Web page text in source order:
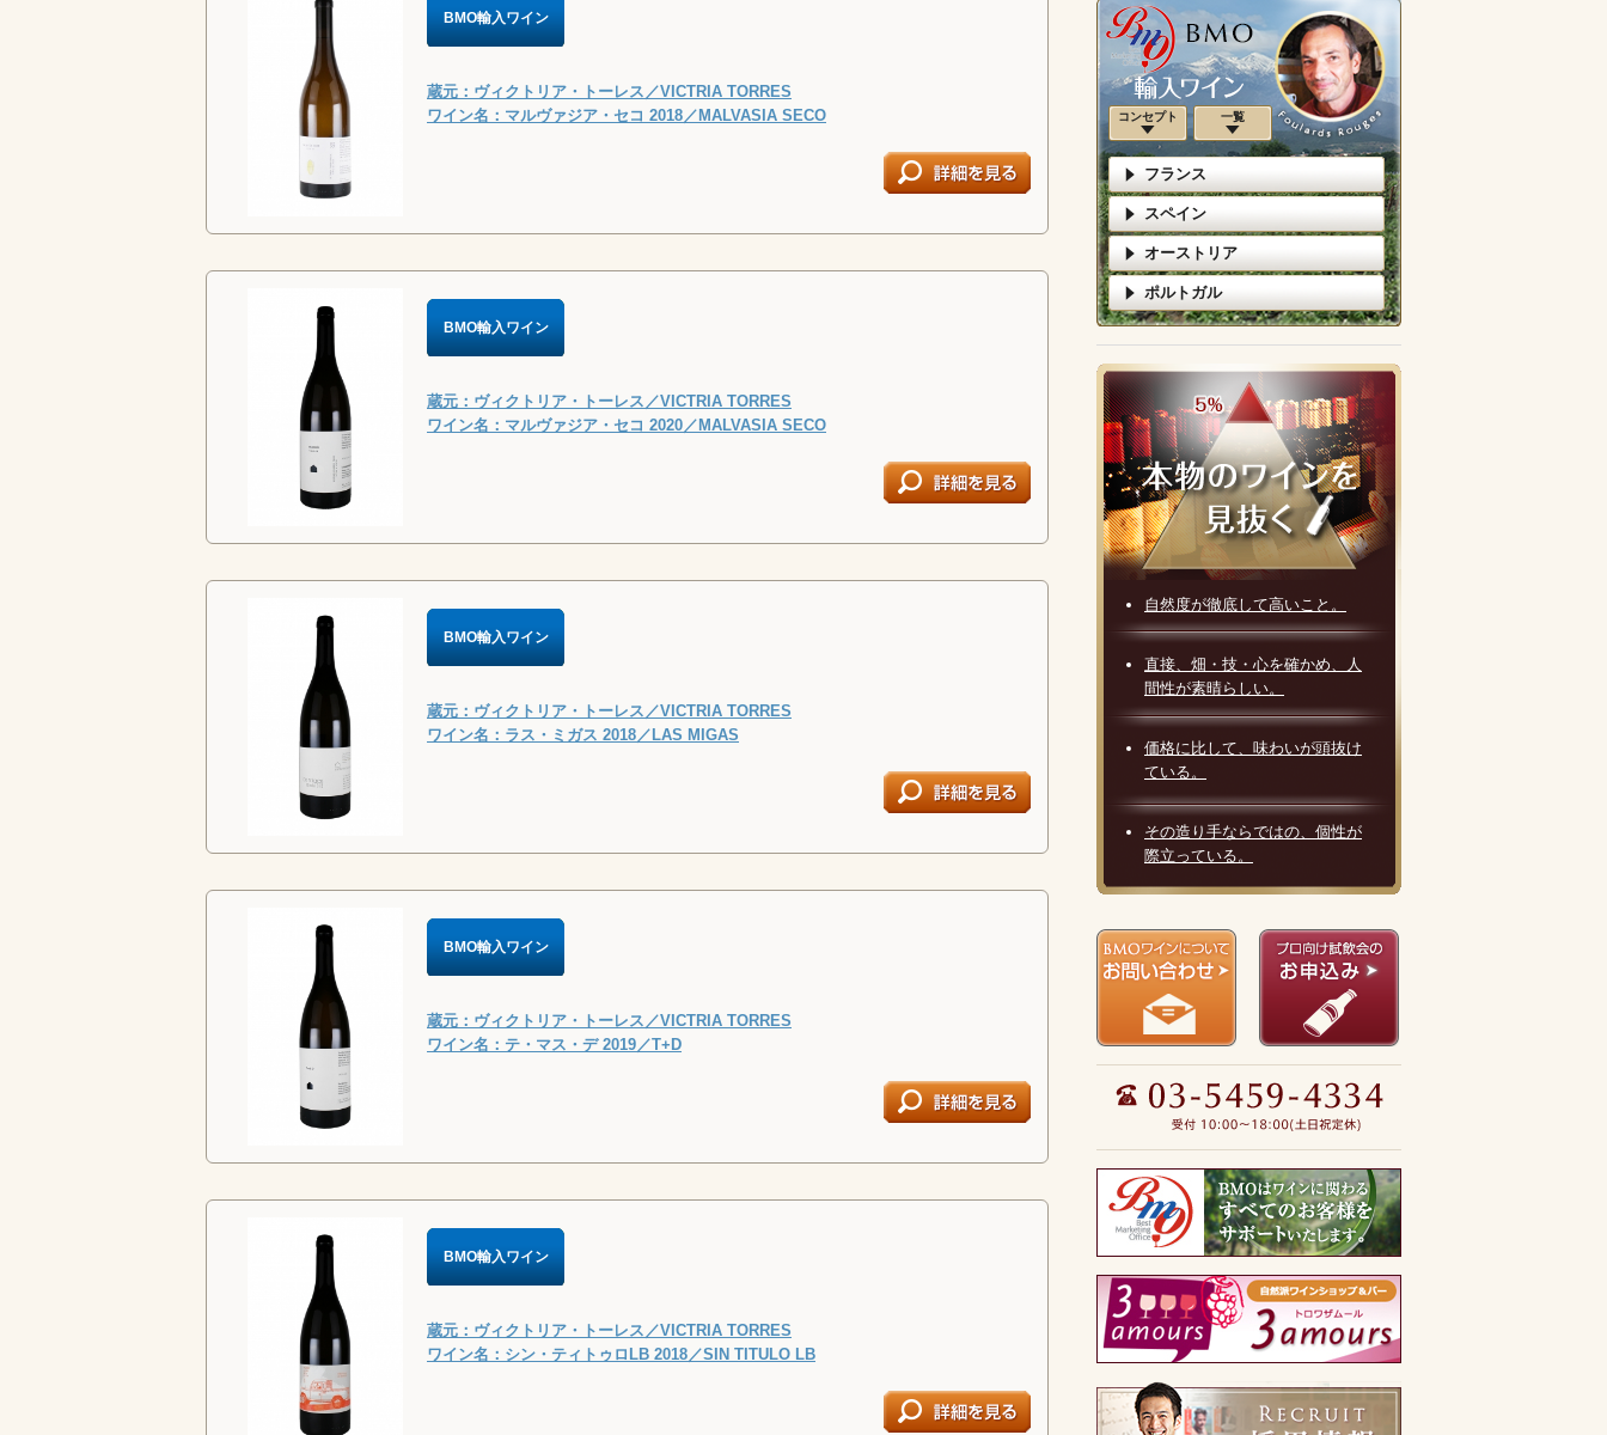
BMO輸入ワイン
蔵元：ヴィクトリア・トーレス／VICTRIA TORRES
ワイン名：マルヴァジア・セコ 2018／MALVASIA SECO
BMO輸入ワイン
蔵元：ヴィクトリア・トーレス／VICTRIA TORRES
ワイン名：マルヴァジア・セコ 2020／MALVASIA SECO
BMO輸入ワイン
蔵元：ヴィクトリア・トーレス／VICTRIA TORRES
ワイン名：ラス・ミガス 2018／LAS MIGAS
BMO輸入ワイン
蔵元：ヴィクトリア・トーレス／VICTRIA TORRES
ワイン名：テ・マス・デ 2019／T+D
BMO輸入ワイン
蔵元：ヴィクトリア・トーレス／VICTRIA TORRES
ワイン名：シン・ティトゥロLB 2018／SIN TITULO LB
コンセプト 一覧
フランス
スペイン
オーストリア
ポルトガル
自然度が徹底して高いこと。
直接、畑・技・心を確かめ、人
間性が素晴らしい。
価格に比して、味わいが頭抜け
ている。
その造り手ならではの、個性が
際立っている。